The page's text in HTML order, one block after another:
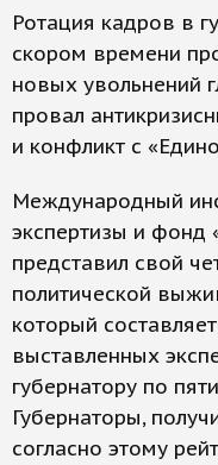
Ротация кадров в
скором времени
новых увольнений
провал
и конфликт с
Международный
экспертизы и фонд
представил свой
политической
который
выставленных
губернатору по
Губернаторы,
согласно этому